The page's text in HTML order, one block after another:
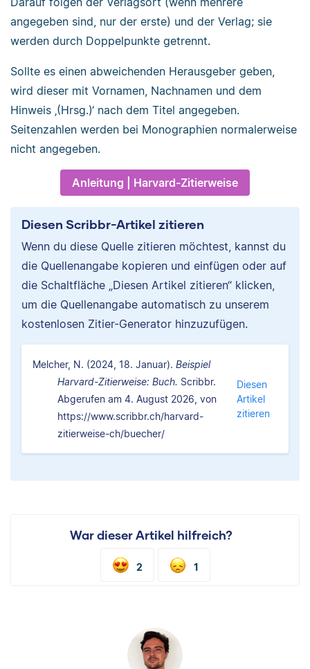
angegeben sind, nur der erste) und der Verlag; sie
werden durch Doppelpunkte getrennt.
Sollte es einen abweichenden Herausgeber geben,
wird dieser mit Vornamen, Nachnamen und dem
Hinweis ‚(Hrsg.)‘ nach dem Titel angegeben.
Seitenzahlen werden bei Monographien normalerweise
nicht angegeben.
Anleitung | Harvard-Zitierweise
Diesen Scribbr-Artikel zitieren
Wenn du diese Quelle zitieren möchtest, kannst du
die Quellenangabe kopieren und einfügen oder auf
die Schaltfläche „Diesen Artikel zitieren“ klicken,
um die Quellenangabe automatisch zu unserem
kostenlosen Zitier-Generator hinzuzufügen.
Melcher, N. (2024, 18. Januar). Beispiel
Harvard-Zitierweise: Buch. Scribbr.
Abgerufen am 4. August 2026, von
https://www.scribbr.ch/harvard-
zitierweise-ch/buecher/
Diesen
Artikel
zitieren
War dieser Artikel hilfreich?
2 1